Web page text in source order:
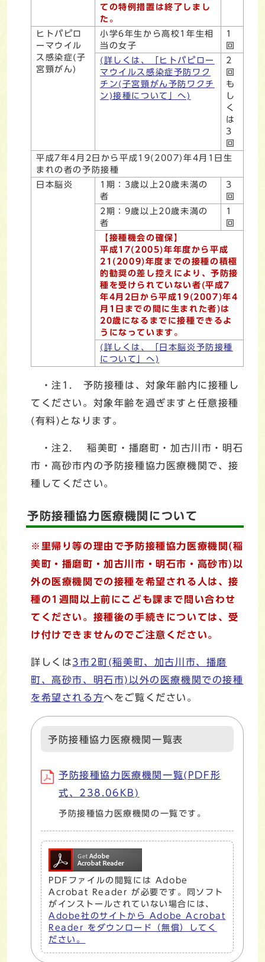
ての特例措置は終了しまし
た。
ヒトパピロ
ーマウイル
ス感染症(子
宮頸がん)
小学6年生から高校1年生相
当の女子
1
回
(詳しくは、「ヒトパピロー
マウイルス感染症予防ワク
チン(子宮頸がん予防ワクチ
ン)接種について」へ)
2
回
も
し
く
は
3
回
平成7年4月2日から平成19(2007)年4月1日生
まれの者の予防接種
日本脳炎
1期：3歳以上20歳未満の
者
3
回
2期：9歳以上20歳未満の
者
1
回
【接種機会の確保】
平成17(2005)年年度から平成
21(2009)年度までの接種の積極
的勧奨の差し控えにより、予防接
種を受けられていない者(平成7
年4月2日から平成19(2007)年4
月1日までの間に生まれた者)は
20歳になるまでに接種できるよ
うになっています。
(詳しくは、「日本脳炎予防接種
について」へ)
・注1. 予防接種は、対象年齢内に接種し
てください。対象年齢を過ぎますと任意接種
(有料)となります。
・注2. 稲美町・播磨町・加古川市・明石
市・高砂市内の予防接種協力医療機関で、接
種してください。
予防接種協力医療機関について
※里帰り等の理由で予防接種協力医療機関(稲
美町・播磨町・加古川市・明石市・高砂市)以
外の医療機関での接種を希望される人は、接
種の1週間以上前にこども課まで問い合わせ
てください。接種後の手続きについては、受
け付けできませんのでご注意ください。
詳しくは3市2町(稲美町、加古川市、播磨
町、高砂市、明石市)以外の医療機関での接種
を希望される方へをご覧ください。
予防接種協力医療機関一覧表
予防接種協力医療機関一覧(PDF形
式、238.06KB)
予防接種協力医療機関の一覧です。
PDFファイルの閲覧には Adobe
Acrobat Reader が必要です。同ソフト
がインストールされていない場合には、
Adobe社のサイトから Adobe Acrobat
Reader をダウンロード（無償）してく
ださい。